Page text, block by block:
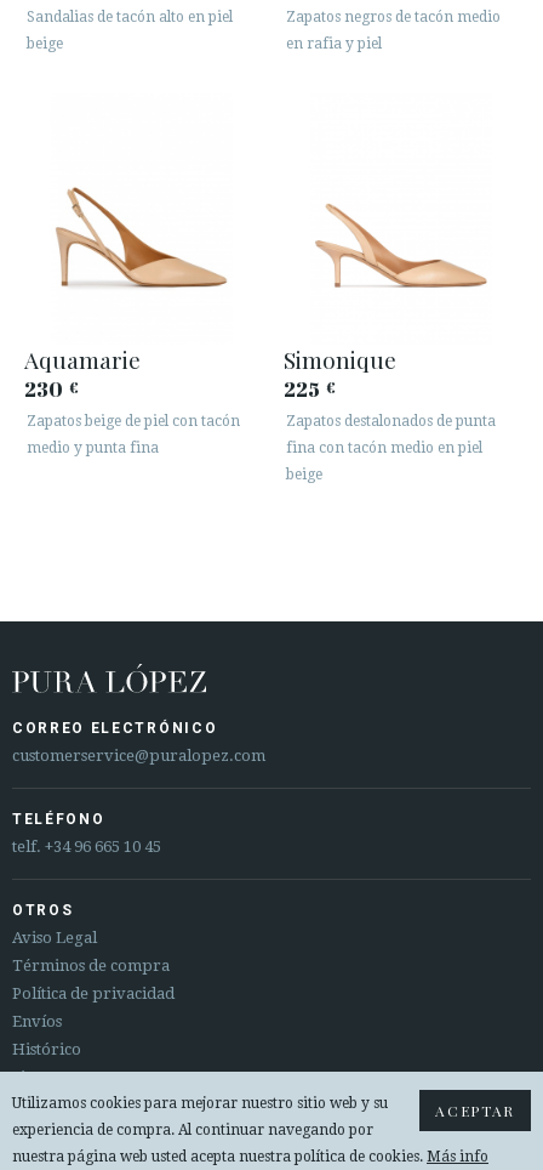
Sandalias de tacón alto en piel
beige
Zapatos negros de tacón medio
en rafia y piel
Aquamarie
230 €
Zapatos beige de piel con tacón
medio y punta fina
Simonique
225 €
Zapatos destalonados de punta
fina con tacón medio en piel
beige
CORREO ELECTRÓNICO
customerservice@puralopez.com
TELÉFONO
telf. +34 96 665 10 45
OTROS
Aviso Legal
Términos de compra
Política de privacidad
Envíos
Histórico
Sitemap
Cambios y devoluciones
© 2026 PURA LOPEZ
ACEPTAR
Utilizamos cookies para mejorar nuestro sitio web y su
experiencia de compra. Al continuar navegando por
nuestra página web usted acepta nuestra política de cookies. Más info